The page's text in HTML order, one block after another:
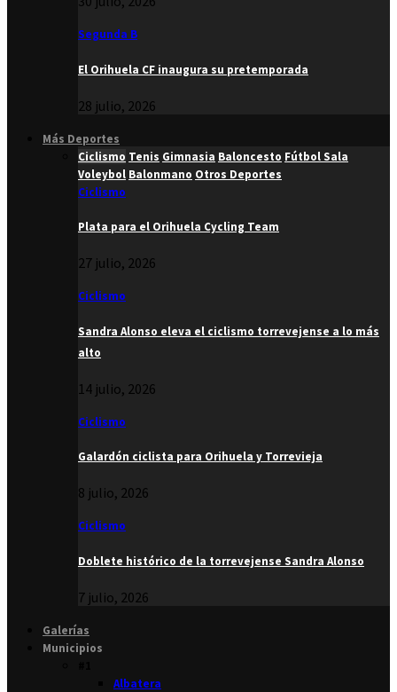
Segunda B
El Orihuela CF inaugura su pretemporada
28 julio, 2026
Más Deportes
Ciclismo Tenis Gimnasia Baloncesto Fútbol Sala
Voleybol Balonmano Otros Deportes
Ciclismo
Plata para el Orihuela Cycling Team
27 julio, 2026
Ciclismo
Sandra Alonso eleva el ciclismo torrevejense a lo más
alto
14 julio, 2026
Ciclismo
Galardón ciclista para Orihuela y Torrevieja
8 julio, 2026
Ciclismo
Doblete histórico de la torrevejense Sandra Alonso
7 julio, 2026
Galerías
Municipios
Albatera